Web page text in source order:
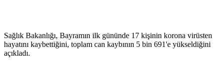
Sağlık Bakanlığı, Bayramın ilk gününde 17 kişinin korona virüsten
hayatını kaybettiğini, toplam can kaybının 5 bin 691'e yükseldiğini
açıkladı.